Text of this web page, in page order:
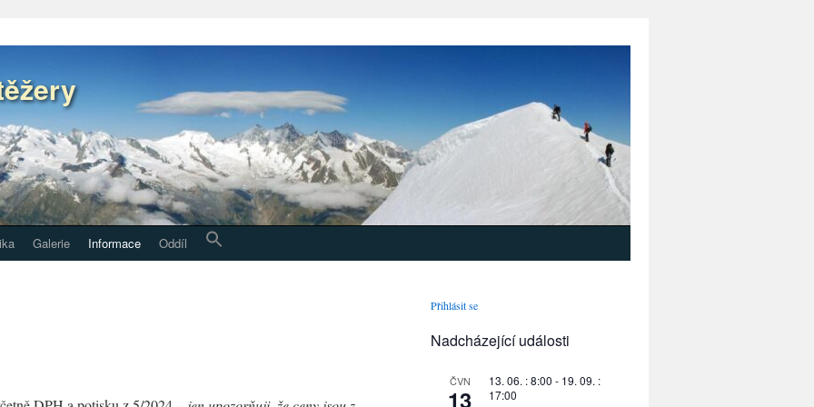
Galerie Informace Oddíl
Přihlásit se
Nadcházející události
ČVN
13
13. 06. : 8:00 - 19. 09. :
17:00